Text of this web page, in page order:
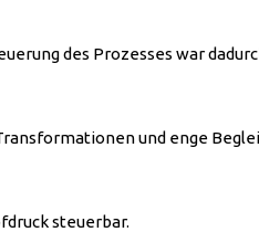
des Prozesses war
und enge
steuerbar.